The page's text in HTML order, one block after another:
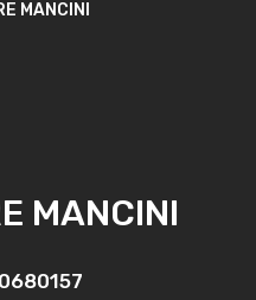
MANCINI